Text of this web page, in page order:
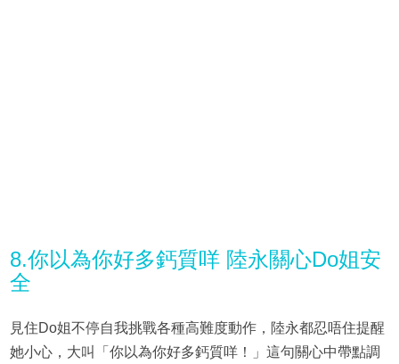
8.你以為你好多鈣質咩 陸永關心Do姐安
全
見住Do姐不停自我挑戰各種高難度動作，陸永都忍唔住提醒
她小心，大叫「你以為你好多鈣質咩！」這句關心中帶點調